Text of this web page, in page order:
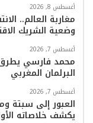
أغسطس 8, 2026
مغاربة العالم..
وضعية الشريك
أغسطس 7, 2026
محمد فارسي يطرق
البرلمان المغربي
أغسطس 7, 2026
العبور إلى سبتة